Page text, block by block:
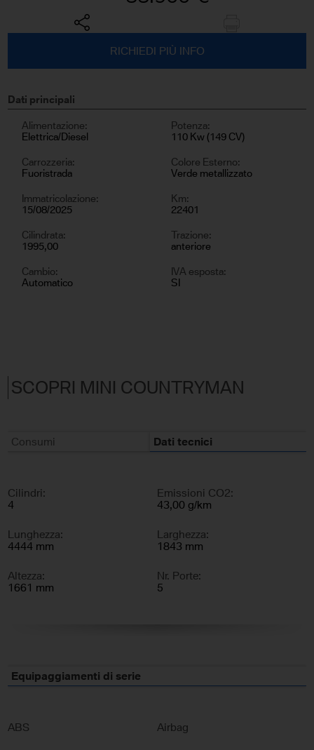
RICHIEDI PIÙ INFO
Dati principali
Alimentazione:
Elettrica/Diesel
Potenza:
110 Kw (149 CV)
Carrozzeria:
Fuoristrada
Colore Esterno:
Verde metallizzato
Immatricolazione:
15/08/2025
Km:
22401
Cilindrata:
1995,00
Trazione:
anteriore
Cambio:
Automatico
IVA esposta:
SI
SCOPRI MINI COUNTRYMAN
Consumi Dati tecnici
Cilindri:
4
Emissioni CO2:
43,00 g/km
Lunghezza:
4444 mm
Larghezza:
1843 mm
Altezza:
1661 mm
Nr. Porte:
5
Equipaggiamenti di serie
ABS Airbag